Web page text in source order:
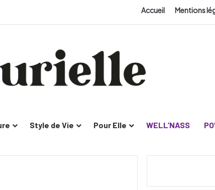
Accueil Mentions
Style de Vie Pour Elle WELL’NASS